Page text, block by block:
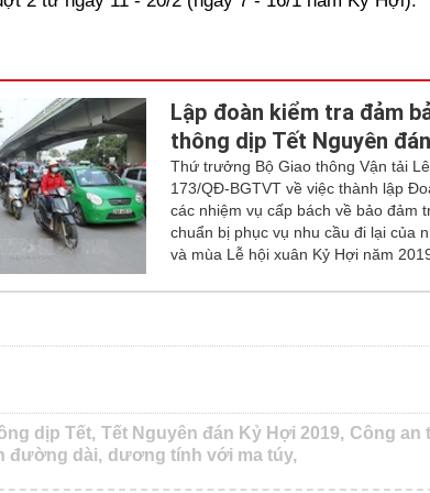
Lập đoàn kiểm tra đảm
thông dịp Tết Nguyên đán
Thứ trưởng Bộ Giao thông Vận tải
173/QĐ-BGTVT về việc thành lập
các nhiệm vụ cấp bách về bảo đảm
chuẩn bị phục vụ nhu cầu đi lại của
và mùa Lễ hội xuân Kỷ Hợi năm
dịp Tết, Tết Nguyên đán Kỷ Hợi 2019, Công an
đường dài, dương tính với ma túy,